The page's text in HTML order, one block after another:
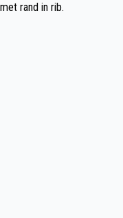
rand in rib.